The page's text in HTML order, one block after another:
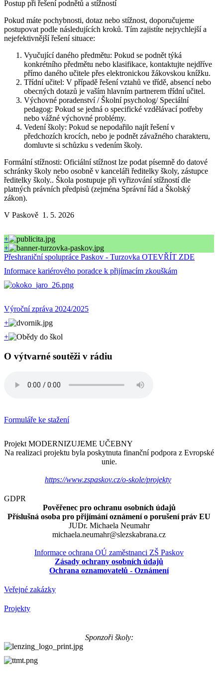
Postup při řešení podnětů a stížností
Pokud máte pochybnosti, dotaz nebo stížnost, doporučujeme
postupovat podle následujících kroků. Tím zajistíte nejrychlejší a
nejefektivnější řešení situace:
Vyučující daného předmětu: Pokud se podnět týká
konkrétního předmětu nebo klasifikace, kontaktujte nejdříve
přímo daného učitele přes elektronickou žákovskou knížku.
Třídní učitel: V případě řešení vztahů ve třídě, absencí nebo
obecných dotazů je vaším hlavním partnerem třídní učitel.
Výchovné poradenství / Školní psycholog/ Speciální
pedagog: Pokud se jedná o specifické vzdělávací potřeby
nebo vážné výchovné problémy.
Vedení školy: Pokud se nepodařilo najít řešení v
předchozích krocích, nebo je podnět závažného charakteru,
domluvte si schůzku s vedením školy.
Formální stížnosti: Oficiální stížnost lze podat písemně do datové
schránky školy nebo osobně v kanceláři ředitelky školy, zástupce
ředitelky školy.. Škola postupuje při vyřizování stížností dle
platných právních předpisů (zejména Správní řád a Školský
zákon).
V Paskově 1. 5. 2026
+
+
Přeshraniční spolupráce Paskov - Turzovka OTEVŘÍT ZDE
Informace kariérového poradce k přijímacím zkouškám
Výroční zpráva 2024/2025
+
+
O výtvarné soutěži v rádiu
Formuláře ke stažení
Projekt MODERNIZUJEME UČEBNY
Na realizaci projektu byla poskytnuta finanční podpora z Evropské
unie.
https://www.zspaskov.cz/o-skole/projekty
GDPR
Pověřenec pro ochranu osobních údajů
Příslušná osoba pro přijímání oznámení o porušení práv EU
JUDr. Michaela Neumahr
michaela.neumahr@slezskabrana.cz
Informace ochrana OÚ zaměstnanci ZŠ Paskov
Zásady ochrany osobních údajů
Ochrana oznamovatelů - Oznámení
Veřejné zakázky
Projekty
Sponzoři školy: